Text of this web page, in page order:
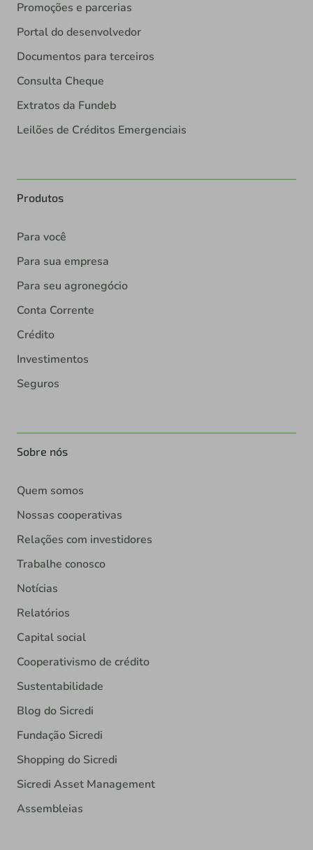
Promoções e parcerias
Portal do desenvolvedor
Documentos para terceiros
Consulta Cheque
Extratos da Fundeb
Leilões de Créditos Emergenciais
Produtos
Para você
Para sua empresa
Para seu agronegócio
Conta Corrente
Crédito
Investimentos
Seguros
Sobre nós
Quem somos
Nossas cooperativas
Relações com investidores
Trabalhe conosco
Notícias
Relatórios
Capital social
Cooperativismo de crédito
Sustentabilidade
Blog do Sicredi
Fundação Sicredi
Shopping do Sicredi
Sicredi Asset Management
Assembleias